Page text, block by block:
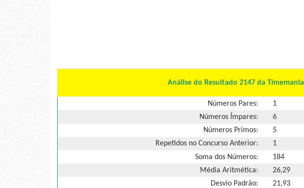
Análise do Resultado 2147 da Timemania
Números Pares:
1
Números Ímpares:
6
Números Primos:
5
Repetidos no Concurso Anterior:
1
Soma dos Números:
184
Média Aritmética:
26,29
Desvio Padrão:
21,93